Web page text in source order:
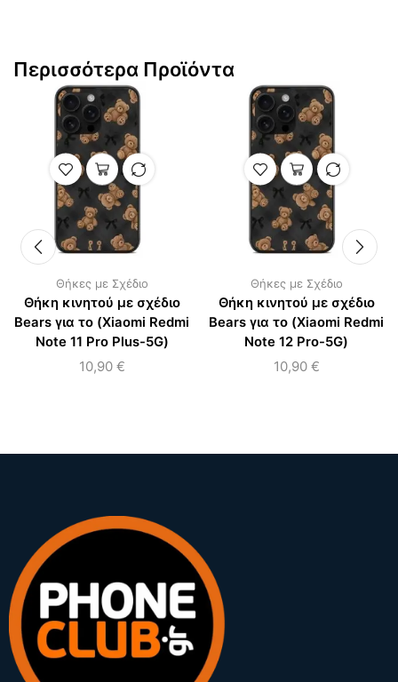
Περισσότερα Προϊόντα
Θήκες με Σχέδιο
Θήκη κινητού με σχέδιο
Bears για το (Xiaomi Redmi
Note 11 Pro Plus-5G)
10,90 €
Θήκες με Σχέδιο
Θήκη κινητού με σχέδιο
Bears για το (Xiaomi Redmi
Note 12 Pro-5G)
10,90 €